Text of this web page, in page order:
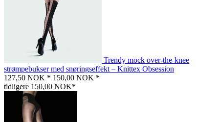
Trendy mock over-the-knee
strømpebukser med snøringseffekt – Knittex Obsession
127,50 NOK * 150,00 NOK *
tidligere 150,00 NOK*